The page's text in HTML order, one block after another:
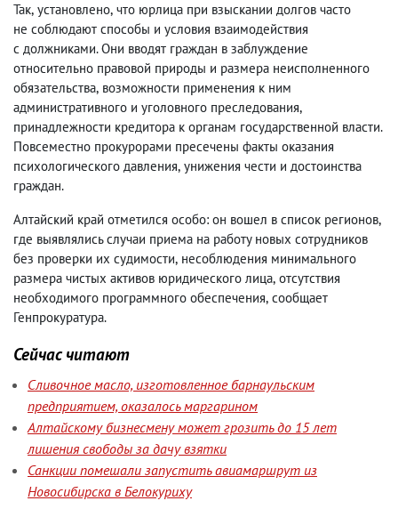
Так, установлено, что юрлица при взыскании долгов часто
не соблюдают способы и условия взаимодействия
с должниками. Они вводят граждан в заблуждение
относительно правовой природы и размера неисполненного
обязательства, возможности применения к ним
административного и уголовного преследования,
принадлежности кредитора к органам государственной власти.
Повсеместно прокурорами пресечены факты оказания
психологического давления, унижения чести и достоинства
граждан.
Алтайский край отметился особо: он вошел в список регионов,
где выявлялись случаи приема на работу новых сотрудников
без проверки их судимости, несоблюдения минимального
размера чистых активов юридического лица, отсутствия
необходимого программного обеспечения, сообщает
Генпрокуратура.
Сейчас читают
Сливочное масло, изготовленное барнаульским
предприятием, оказалось маргарином
Алтайскому бизнесмену может грозить до 15 лет
лишения свободы за дачу взятки
Санкции помешали запустить авиамаршрут из
Новосибирска в Белокуриху